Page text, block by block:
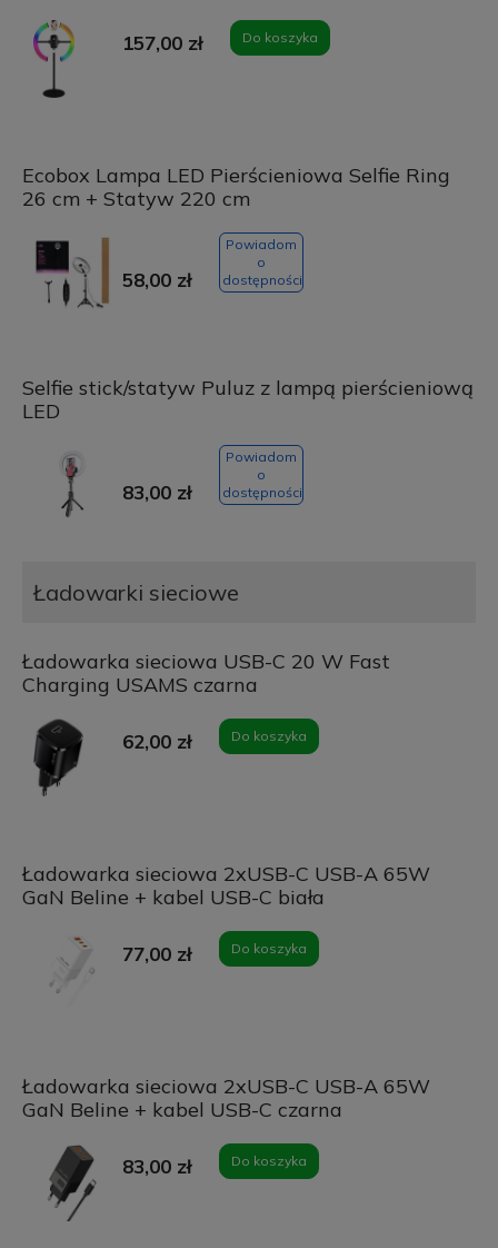
157,00 zł Do koszyka
Ecobox Lampa LED Pierścieniowa Selfie Ring
26 cm + Statyw 220 cm
58,00 zł
Powiadom
o
dostępności
Selfie stick/statyw Puluz z lampą pierścieniową
LED
83,00 zł
Powiadom
o
dostępności
Ładowarki sieciowe
Ładowarka sieciowa USB-C 20 W Fast
Charging USAMS czarna
62,00 zł Do koszyka
Ładowarka sieciowa 2xUSB-C USB-A 65W
GaN Beline + kabel USB-C biała
77,00 zł Do koszyka
Ładowarka sieciowa 2xUSB-C USB-A 65W
GaN Beline + kabel USB-C czarna
83,00 zł Do koszyka